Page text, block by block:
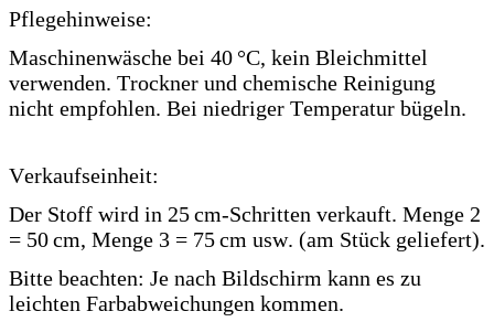
Pflegehinweise:
Maschinenwäsche bei 40 °C, kein Bleichmittel
verwenden. Trockner und chemische Reinigung
nicht empfohlen. Bei niedriger Temperatur bügeln.
Verkaufseinheit:
Der Stoff wird in 25 cm-Schritten verkauft. Menge 2
= 50 cm, Menge 3 = 75 cm usw. (am Stück geliefert).
Bitte beachten: Je nach Bildschirm kann es zu
leichten Farbabweichungen kommen.